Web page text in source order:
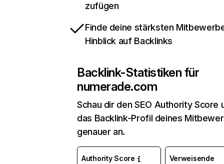
zufügen
Finde deine stärksten
Hinblick auf Backlinks
Backlink-Statistiken für
numerade.com
Schau dir den SEO Authority Score
das Backlink-Profil deines
genauer an.
Authority Score
Verweisende